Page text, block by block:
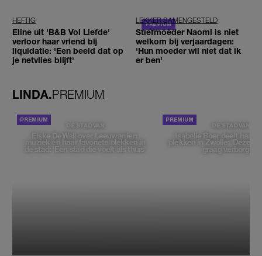
HEFTIG
Eline uit 'B&B Vol Liefde'
verloor haar vriend bij
liquidatie: 'Een beeld dat op
je netvlies blijft'
LEKKER SAMENGESTELD
Stiefmoeder Naomi is niet
welkom bij verjaardagen:
'Hun moeder wil niet dat ik
er ben'
LINDA.PREMIUM
DE STAD VAN
Elske DeWall over Leeuwarden,
muziek en haar favoriete plekken in
de stad: 'Een stad die voelt als thuis'
DE STAD VAN
Isabelle Boer deelt haar
plekken in Zwolle: 'Deze
graag verborgen'